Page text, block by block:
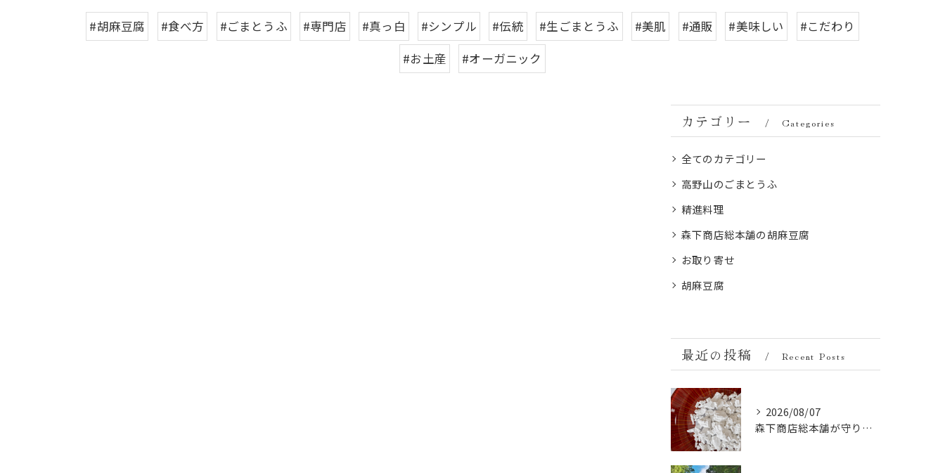
#胡麻豆腐 #食べ方 #ごまとうふ #専門店 #真っ白 #シンプル #伝統 #生ごまとうふ #美肌 #通販 #美味しい
#こだわり
#お土産
#オーガニック
カテゴリー Categories
全てのカテゴリー
高野山のごまとうふ
精進料理
森下商店総本舗の胡麻豆腐
お取り寄せ
胡麻豆腐
最近の投稿 Recent Posts
2026/08/07
森下商店総本舗が守り続ける伝統の胡麻豆腐に使う吉野葛の純度と効能